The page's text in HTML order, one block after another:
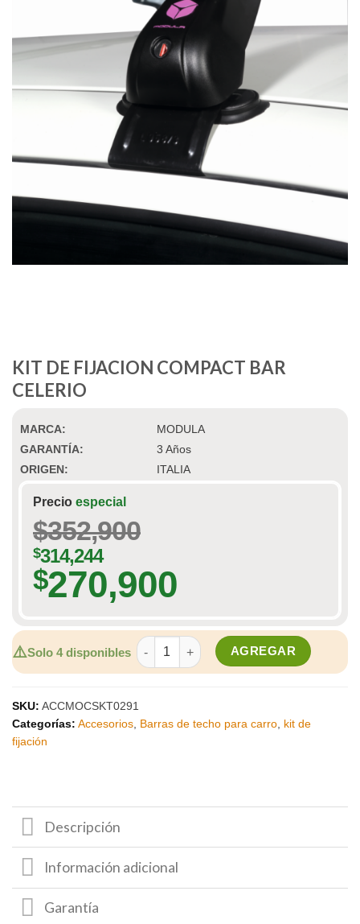
KIT DE FIJACION COMPACT BAR
CELERIO
MARCA:
MODULA
GARANTÍA:
3 Años
ORIGEN:
ITALIA
Precio especial
$352,900
$314,244
$270,900
⚠️Solo 4 disponibles
KIT DE FIJACION COMPACT BAR
AGREGAR
SKU: ACCMOCSKT0291
Categorías: Accesorios, Barras de techo para carro, kit de
fijación
Descripción
Información adicional
Garantía